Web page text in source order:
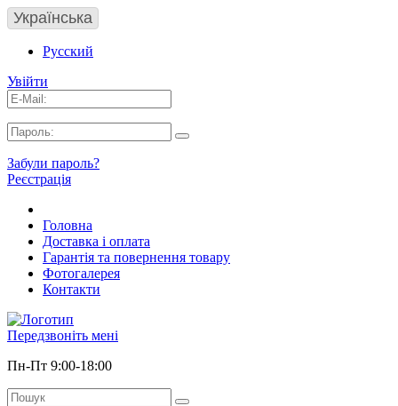
Українська
Русский
Увійти
Забули пароль?
Реєстрація
Головна
Доставка і оплата
Гарантія та повернення товару
Фотогалерея
Контакти
Передзвоніть мені
Пн-Пт 9:00-18:00